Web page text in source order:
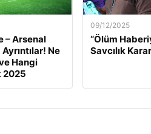
– Arsenal
Ne
Hangi
2025
09/12/2025
“Ölüm
Savcılık